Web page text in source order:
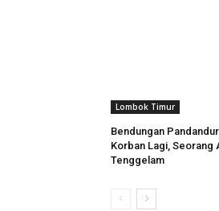
Lombok Timur
Bendungan
Korban Lagi, Seorang
Tenggelam